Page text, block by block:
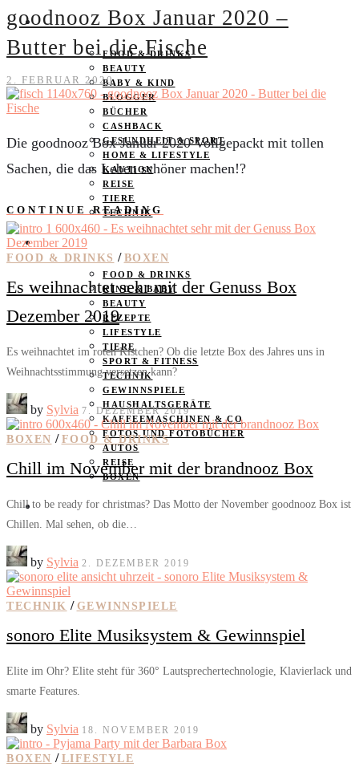
PRODUKTTESTER GESUCHT
FOOD & DRINKS
BEAUTY
BABY & KIND
BLOGGER
BÜCHER
CASHBACK
GESUNDHEIT & SPORT
HOME & LIFESTYLE
KAUTION
REISE
TIERE
TECHNIK
KATEGORIEN
FOOD & DRINKS
KIND & BABY
BEAUTY
REZEPTE
LIFESTYLE
TIERE
SPORT & FITNESS
TECHNIK
GEWINNSPIELE
HAUSHALTSGERÄTE
KAFFEEMASCHINEN & CO
FOTOS UND FOTOBÜCHER
AUTOS
REISE
BOXEN
KIND & KEGEL
goodnooz Box Januar 2020 –
Butter bei die Fische
2. FEBRUAR 2020
Die goodnooz Box Januar 2020 Vollgepackt mit tollen
Sachen, die das Leben schöner machen!?
CONTINUE READING
FOOD & DRINKS / BOXEN
Es weihnachtet sehr mit der Genuss Box
Dezember 2019
Es weihnachtet im roten Kistchen? Ob die letzte Box des Jahres uns in
Weihnachtsstimmung versetzen kann?
by Sylvia 7. DEZEMBER 2019
BOXEN / FOOD & DRINKS
Chill im November mit der brandnooz Box
Chill to be ready for christmas? Das Motto der November goodnooz Box ist
Chillen. Mal sehen, ob die…
by Sylvia 2. DEZEMBER 2019
TECHNIK / GEWINNSPIELE
sonoro Elite Musiksystem & Gewinnspiel
Elite im Ohr? Elite steht für 360° Lautsprechertechnologie, Klavierlack und
smarte Features.
by Sylvia 18. NOVEMBER 2019
BOXEN / LIFESTYLE